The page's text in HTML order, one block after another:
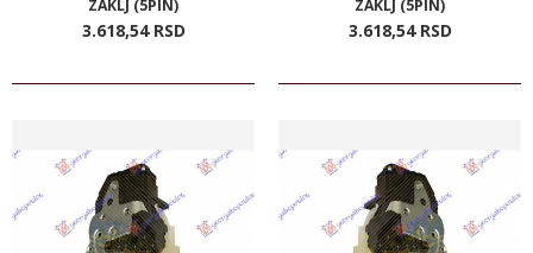
ZAKLJ (5PIN)
3.618,54 RSD
ZAKLJ (5PIN)
3.618,54 RSD